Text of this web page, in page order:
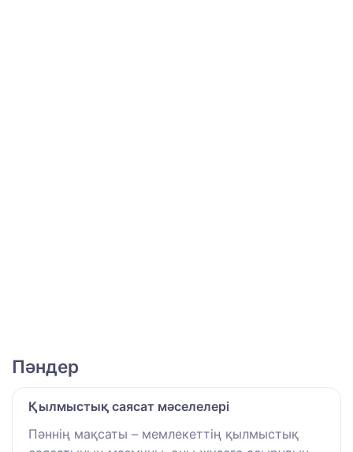
Пәндер
Қылмыстық саясат мәселелері
Пәннің мақсаты – мемлекеттің қылмыстық